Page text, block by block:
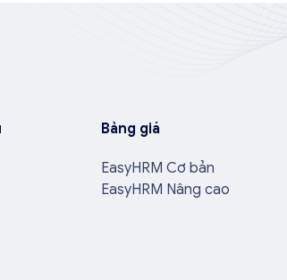
Bảng giá
EasyHRM Cơ bản
EasyHRM Nâng cao